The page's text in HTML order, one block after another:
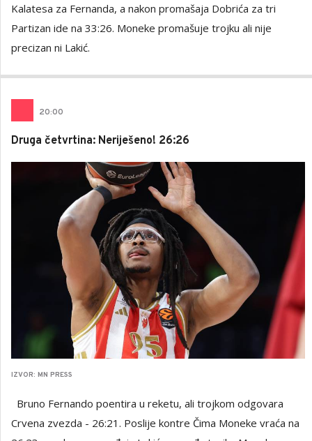
Kalatesa za Fernanda, a nakon promašaja Dobrića za tri
Partizan ide na 33:26. Moneke promašuje trojku ali nije
precizan ni Lakić.
20:00
Druga četvrtina: Neriješeno! 26:26
IZVOR: MN PRESS
Bruno Fernando poentira u reketu, ali trojkom odgovara
Crvena zvezda - 26:21. Poslije kontre Čima Moneke vraća na